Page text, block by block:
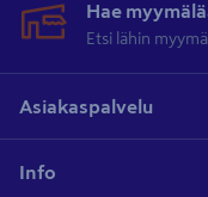
Hae
Etsi lähin
Asiakaspalvelu
Info